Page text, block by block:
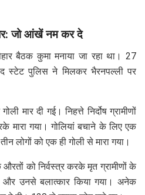
जो आंखें नम कर दे
बैठक कुमा मनाया जा रहा था। 27
स्टेट पुलिस ने मिलकर भैरनपल्ली पर
मार दी गई। निहत्ते निर्दोष ग्रामीणों
गया। गोलियां बचाने के लिए एक
लोगों को एक ही गोली से मारा गया।
को निर्वस्त्र करके मृत ग्रामीणों के
और उनसे बलात्कार किया गया। अनेक